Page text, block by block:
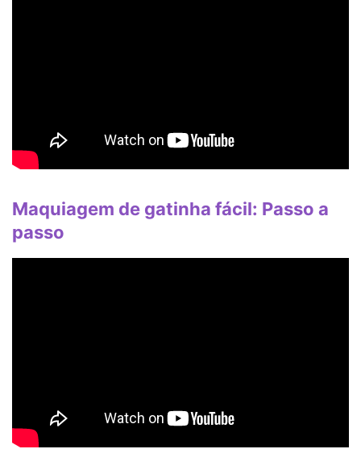
Maquiagem de gatinha fácil: Passo a
passo